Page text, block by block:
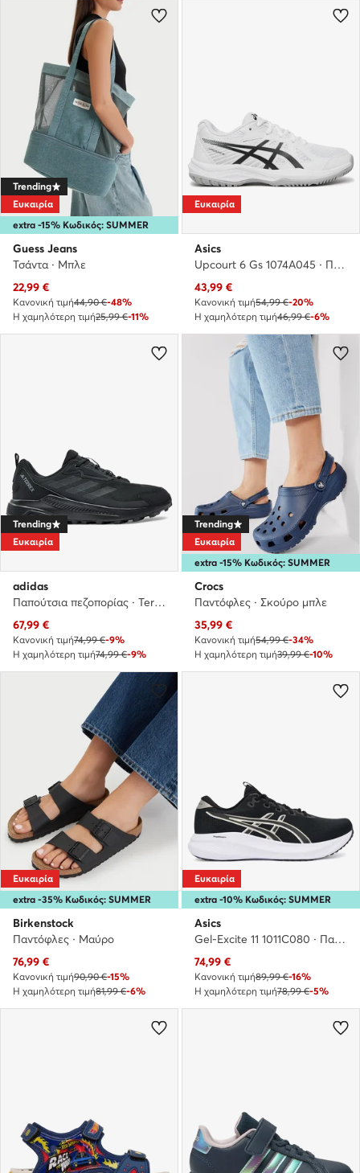
extra -15% Κωδικός: SUMMER
Trending
Ευκαιρία
Guess Jeans
Τσάντα · Μπλε
Τρέχουσα τιμή
22,99 €
Κανονική τιμή44,90 €-48%
Η χαμηλότερη τιμή25,99 €-11%
Ευκαιρία
Asics
Upcourt 6 Gs 1074A045 · Παπούτσια Σάλας
Τρέχουσα τιμή
43,99 €
Κανονική τιμή54,99 €-20%
Η χαμηλότερη τιμή46,99 €-6%
Trending
Ευκαιρία
adidas
Παπούτσια πεζοπορίας · Terrex Anylander ID0895 · Μαύρο
Τρέχουσα τιμή
67,99 €
Κανονική τιμή74,99 €-9%
Η χαμηλότερη τιμή74,99 €-9%
extra -15% Κωδικός: SUMMER
Trending
Ευκαιρία
Crocs
Παντόφλες · Σκούρο μπλε
Τρέχουσα τιμή
35,99 €
Κανονική τιμή54,99 €-34%
Η χαμηλότερη τιμή39,99 €-10%
extra -35% Κωδικός: SUMMER
Ευκαιρία
Birkenstock
Παντόφλες · Μαύρο
Τρέχουσα τιμή
76,99 €
Κανονική τιμή90,90 €-15%
Η χαμηλότερη τιμή81,99 €-6%
extra -10% Κωδικός: SUMMER
Ευκαιρία
Asics
Gel-Excite 11 1011C080 · Παπούτσια για Τρέξιμο
Τρέχουσα τιμή
74,99 €
Κανονική τιμή89,99 €-16%
Η χαμηλότερη τιμή78,99 €-5%